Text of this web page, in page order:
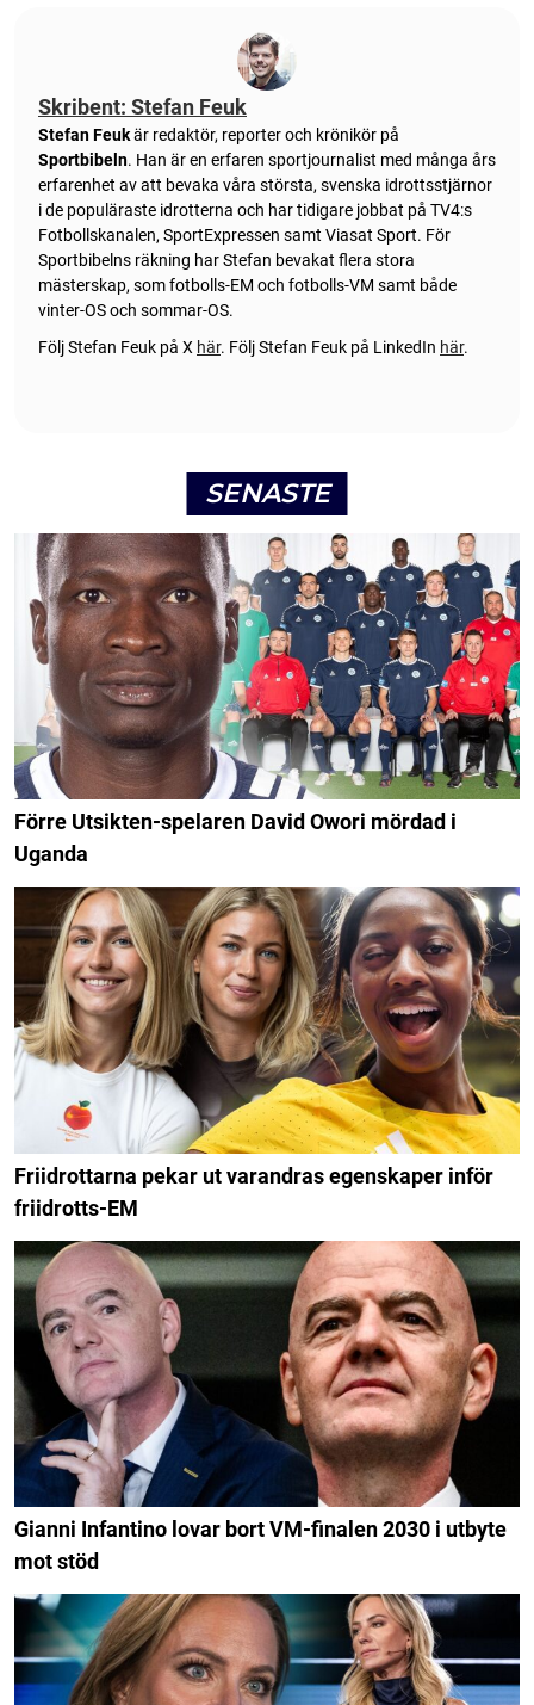
Skribent: Stefan Feuk
Stefan Feukär redaktör, reporter och krönikör på
Sportbibeln. Han är en erfaren sportjournalist med många års
erfarenhet av att bevaka våra största, svenska idrottsstjärnor
i de populäraste idrotterna och har tidigare jobbat på TV4:s
Fotbollskanalen, SportExpressen samt Viasat Sport. För
Sportbibelns räkning har Stefan bevakat flera stora
mästerskap, som fotbolls-EM och fotbolls-VM samt både
vinter-OS och sommar-OS.
Följ Stefan Feuk på X här. Följ Stefan Feuk på LinkedIn här.
SENASTE
Förre Utsikten-spelaren David Owori mördad i
Uganda
Friidrottarna pekar ut varandras egenskaper inför
friidrotts-EM
Gianni Infantino lovar bort VM-finalen 2030 i utbyte
mot stöd